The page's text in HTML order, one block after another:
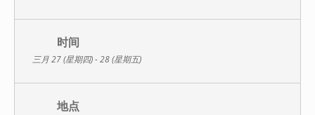
课程对象： 销售管理者、销售骨干、技术性产品销售人员、服务性
产品销售人员、工业品销售人员，以及其它以大客户销售为主的销
茶歇）
时间
三月 27 (星期四) - 28 (星期五)
地点